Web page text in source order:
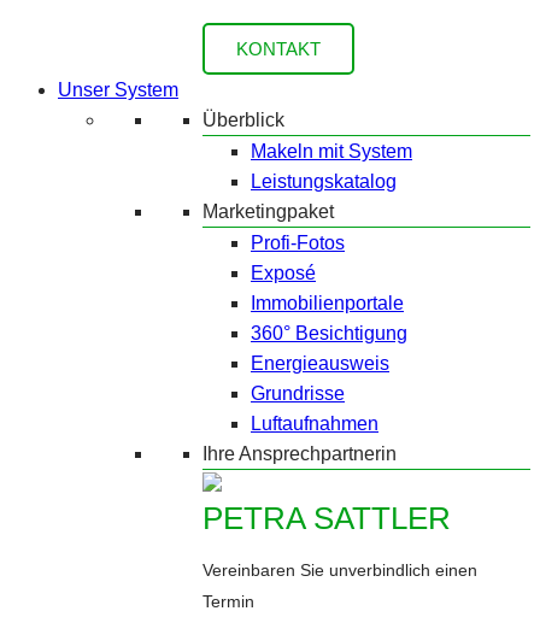
KONTAKT
Unser System
Überblick
Makeln mit System
Leistungskatalog
Marketingpaket
Profi-Fotos
Exposé
Immobilienportale
360° Besichtigung
Energieausweis
Grundrisse
Luftaufnahmen
Ihre Ansprechpartnerin
PETRA SATTLER
Vereinbaren Sie unverbindlich einen
Termin